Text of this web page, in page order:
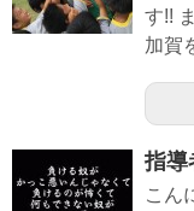
す!!
加賀
指導
こん